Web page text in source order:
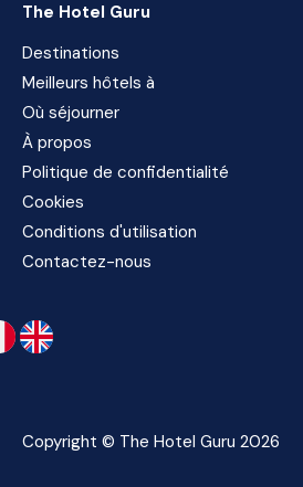
The Hotel Guru
Destinations
Meilleurs hôtels à
Où séjourner
À propos
Politique de confidentialité
Cookies
Conditions d'utilisation
Contactez-nous
Copyright © The Hotel Guru 2026